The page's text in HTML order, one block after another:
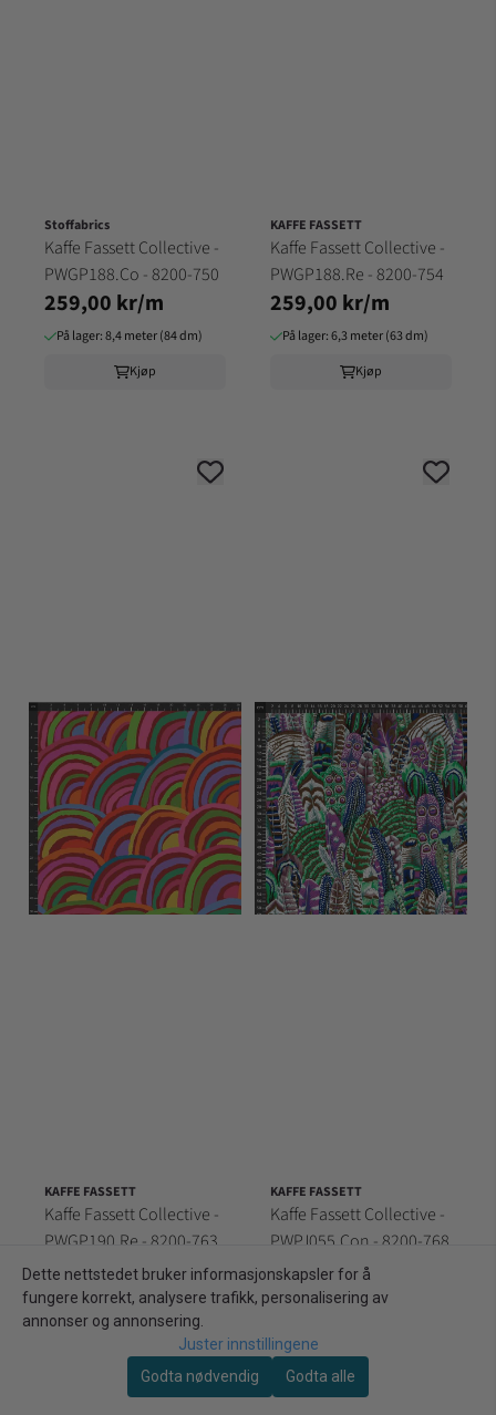
Stoffabrics
Kaffe Fassett Collective -
PWGP188.Co - 8200-750
259,00 kr/m
På lager: 8,4 meter (84 dm)
Kjøp
KAFFE FASSETT
Kaffe Fassett Collective -
PWGP188.Re - 8200-754
259,00 kr/m
På lager: 6,3 meter (63 dm)
Kjøp
KAFFE FASSETT
Kaffe Fassett Collective -
PWGP190.Re - 8200-763
259,00 kr/m
På lager: 5,3 meter (53 dm)
KAFFE FASSETT
Kaffe Fassett Collective -
PWPJ055.Con - 8200-768
259,00 kr/m
På lager: 8,4 meter (84 dm)
Dette nettstedet bruker informasjonskapsler for å
fungere korrekt, analysere trafikk, personalisering av
annonser og annonsering.
Juster innstillingene
Godta nødvendig
Godta alle